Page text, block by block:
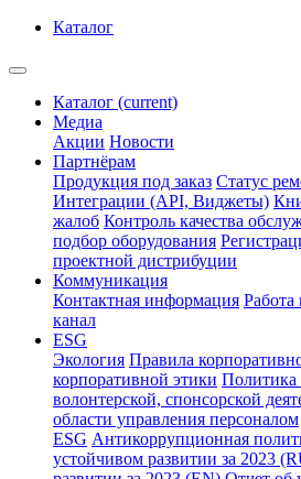
Каталог
Каталог (current)
Медиа
Акции Новости
Партнёрам
Продукция под заказ Статус
Интеграции (API, Виджеты)
жалоб Контроль качества
подбор оборудования
проектной дистрибуции
Коммуникация
Контактная информация
канал
ESG
Экология Правила
корпоративной этики Политика
волонтерской, спонсорской
области управления персоналом
ESG Антикоррупционная
устойчивом развитии за 2023